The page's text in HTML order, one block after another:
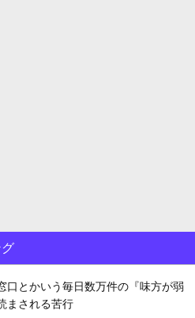
口とかいう毎日数万件の『味方が弱
まされる苦行